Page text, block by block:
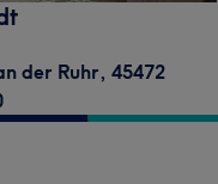
der Ruhr, 45472